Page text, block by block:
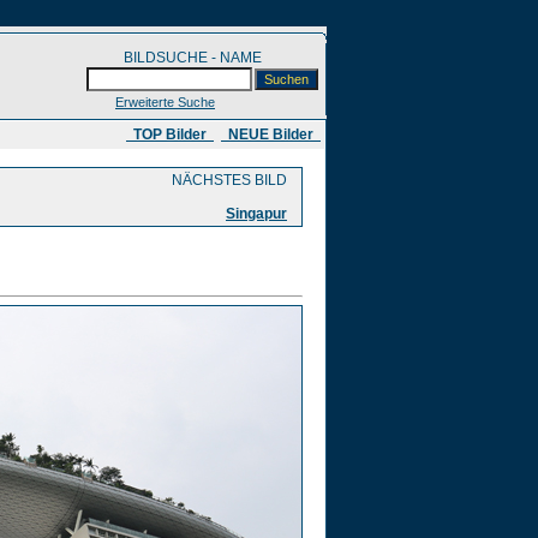
BILDSUCHE - NAME
Erweiterte Suche
​ TOP Bilder NEUE Bilder
NÄCHSTES BILD
Singapur